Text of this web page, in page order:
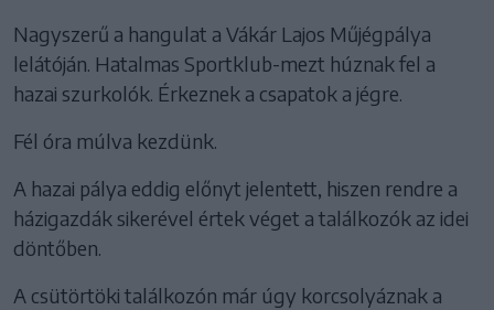
Nagyszerű a hangulat a Vákár Lajos Műjégpálya
lelátóján. Hatalmas Sportklub-mezt húznak fel a
hazai szurkolók. Érkeznek a csapatok a jégre.
Fél óra múlva kezdünk.
A hazai pálya eddig előnyt jelentett, hiszen rendre a
házigazdák sikerével értek véget a találkozók az idei
döntőben.
A csütörtöki találkozón már úgy korcsolyáznak a